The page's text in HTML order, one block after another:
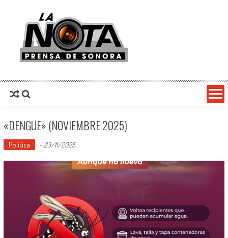
La Nota Prensa De Sonora
«DENGUE» (NOVIEMBRE 2025)
Política - 23/11/2025